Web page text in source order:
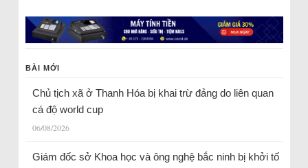
BÀI MỚI
Chủ tịch xã ở Thanh Hóa bị khai trừ đảng do liên quan
cá độ world cup
06/08/2026
Giám đốc sở Khoa học và ông nghệ bắc ninh bị khởi tố